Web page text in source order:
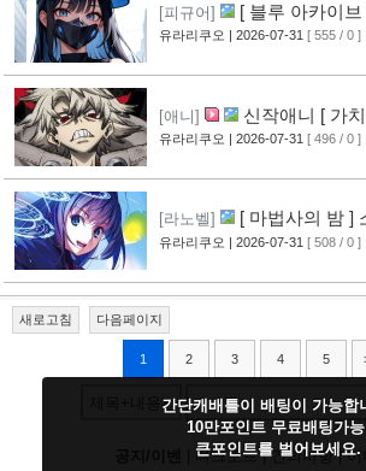
[피규어]
[ 블루 아카이브
공개 [10]
유라리쿠오 | 2026-07-31 [ 555 / 0 ]
[애니]
신작애니 [ 가
상 공개
[13]
유라리쿠오 | 2026-07-31 [ 496 / 0 ]
[라노벨] [ 마법사의 밤 ]
유라리쿠오 | 2026-07-31 [ 508 / 0 ]
새로고침 다음페이지
1 2 3 4 5
다크모드|건의사항|이
간단캐배틀이 배팅이 가능합
10만포인트 무료배팅가
큰포인트를 벌어보세요.